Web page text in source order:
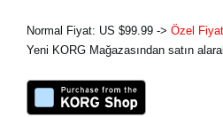
Normal Fiyat: US $99.99 -> Özel
Yeni KORG Mağazasından satın